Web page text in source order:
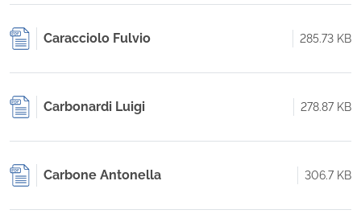
Caracciolo Fulvio 285.73 KB
Carbonardi Luigi 278.87 KB
Carbone Antonella 306.7 KB